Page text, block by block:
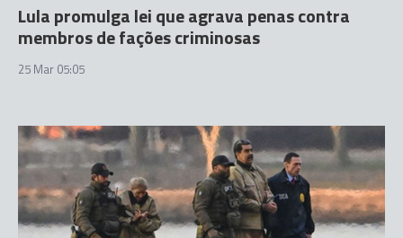
Lula promulga lei que agrava penas contra
membros de fações criminosas
25 Mar 05:05